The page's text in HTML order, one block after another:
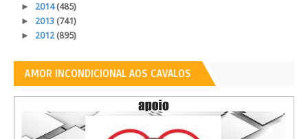
► 2014(485)
► 2013 (741)
► 2012(895)
AMOR INCONDICIONAL AOS CAVALOS